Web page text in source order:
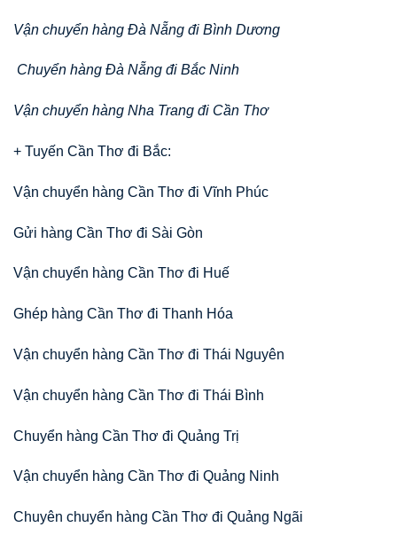
Vận chuyển hàng Đà Nẵng đi Bình Dương
Chuyển hàng Đà Nẵng đi Bắc Ninh
Vận chuyển hàng Nha Trang đi Cần Thơ
+ Tuyến Cần Thơ đi Bắc:
Vận chuyển hàng Cần Thơ đi Vĩnh Phúc
Gửi hàng Cần Thơ đi Sài Gòn
Vận chuyển hàng Cần Thơ đi Huế
Ghép hàng Cần Thơ đi Thanh Hóa
Vận chuyển hàng Cần Thơ đi Thái Nguyên
Vận chuyển hàng Cần Thơ đi Thái Bình
Chuyển hàng Cần Thơ đi Quảng Trị
Vận chuyển hàng Cần Thơ đi Quảng Ninh
Chuyên chuyển hàng Cần Thơ đi Quảng Ngãi